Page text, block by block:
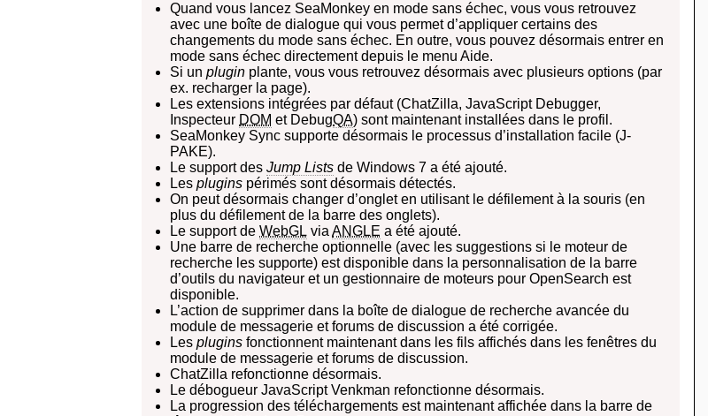
Quand vous lancez SeaMonkey en mode sans échec, vous vous retrouvez
avec une boîte de dialogue qui vous permet d’appliquer certains des
changements du mode sans échec. En outre, vous pouvez désormais entrer en
mode sans échec directement depuis le menu Aide.
Si un plugin plante, vous vous retrouvez désormais avec plusieurs options (par
ex. recharger la page).
Les extensions intégrées par défaut (ChatZilla, JavaScript Debugger,
Inspecteur DOM et DebugQA) sont maintenant installées dans le profil.
SeaMonkey Sync supporte désormais le processus d’installation facile (J-
PAKE).
Le support des Jump Lists de Windows 7 a été ajouté.
Les plugins périmés sont désormais détectés.
On peut désormais changer d’onglet en utilisant le défilement à la souris (en
plus du défilement de la barre des onglets).
Le support de WebGL via ANGLE a été ajouté.
Une barre de recherche optionnelle (avec les suggestions si le moteur de
recherche les supporte) est disponible dans la personnalisation de la barre
d’outils du navigateur et un gestionnaire de moteurs pour OpenSearch est
disponible.
L’action de supprimer dans la boîte de dialogue de recherche avancée du
module de messagerie et forums de discussion a été corrigée.
Les plugins fonctionnent maintenant dans les fils affichés dans les fenêtres du
module de messagerie et forums de discussion.
ChatZilla refonctionne désormais.
Le débogueur JavaScript Venkman refonctionne désormais.
La progression des téléchargements est maintenant affichée dans la barre de